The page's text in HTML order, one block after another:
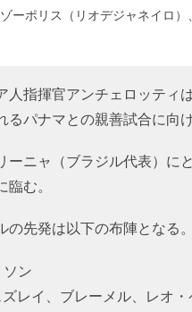
ーポリス（リオデジャネイロ
人指揮官アンチェロッティ
るパナマとの親善試合に向
ーニャ（ブラジル代表）に
む。
の先発は以下の布陣となる。
ソン
ズレイ、ブレーメル、レオ